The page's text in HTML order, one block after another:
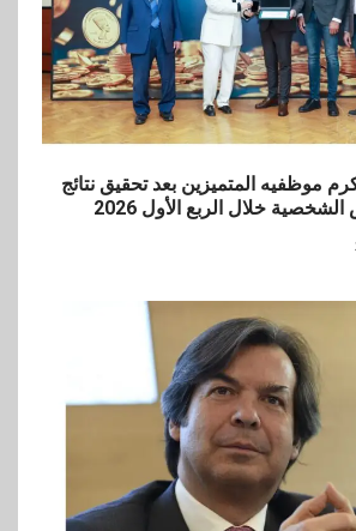
العروض المجانية
موظفيه المتميزين بعد تحقيق نتائج
خلال الربع الأول 2026